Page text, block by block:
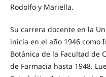
Rodolfo y Mariella.
Su carrera docente en la
inicia en el año 1946 como
Botánica de la Facultad de
de Farmacia hasta 1948.